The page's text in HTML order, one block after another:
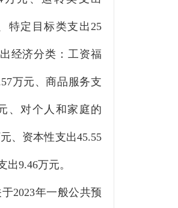
特定目标类支出25
经济分类：工资福
万元、商品服务支
、对个人和家庭的
、资本性支出45.55
出9.46万元。
于2023年一般公共预